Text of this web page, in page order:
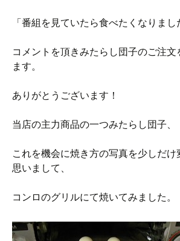
「番組を見ていたら食べたくなりまし
コメントを頂きみたらし団子のご注文
ます。
ありがとうございます！
当店の主力商品の一つみたらし団子、
これを機会に焼き方の写真を少しだけ
思いまして、
コンロのグリルにて焼いてみました。